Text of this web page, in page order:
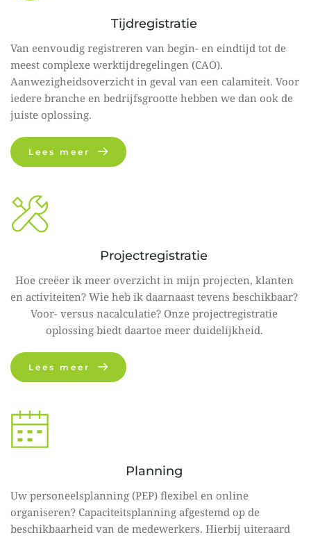
Tijdregistratie
Van eenvoudig registreren van begin- en eindtijd tot de
meest complexe werktijdregelingen (CAO).
Aanwezigheidsoverzicht in geval van een calamiteit. Voor
iedere branche en bedrijfsgrootte hebben we dan ook de
juiste oplossing.
Lees meer
Projectregistratie
Hoe creëer ik meer overzicht in mijn projecten, klanten
en activiteiten? Wie heb ik daarnaast tevens beschikbaar?
Voor- versus nacalculatie? Onze projectregistratie
oplossing biedt daartoe meer duidelijkheid.
Lees meer
Planning
Uw personeelsplanning (PEP) flexibel en online
organiseren? Capaciteitsplanning afgestemd op de
beschikbaarheid van de medewerkers. Hierbij uiteraard